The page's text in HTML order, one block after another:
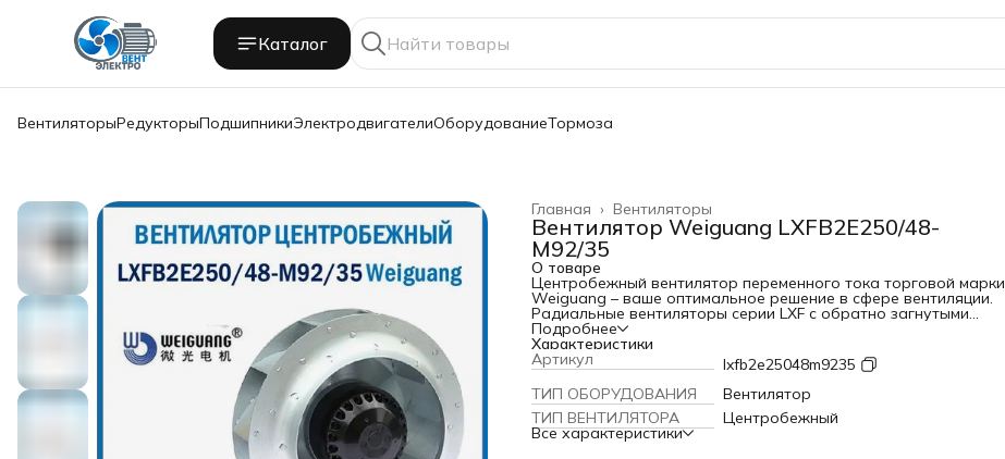
Каталог
ВентиляторыРедукторыПодшипникиЭлектродвигателиОборудованиеТормоза
Вентиляторы
Главная ›
Вентилятор Weiguang LXFB2E250/48-
M92/35
О товаре
Центробежный вентилятор переменного тока торговой марки
Weiguang – ваше оптимальное решение в сфере вентиляции.
Радиальные вентиляторы серии LXF с обратно загнутыми
лопатками высокоэффективны, долговечны, отличаются
простой компактной конструкцией и легким монтажом.
Применяются в приточных установках, крышных
вентиляторах, системах охлаждения серверных шкафов,
теплообменниках, системах фильтрации и кондиционирования
воздуха и пр. Устройства оборудованы двигателем
переменного тока с внешним ротором. Широкий диапазон
рабочих температур окружающей среды (от -30°С до +60°С)
Подробнее
Характеристики
Артикул
lxfb2e25048m9235
ТИП ОБОРУДОВАНИЯ
Вентилятор
ТИП ВЕНТИЛЯТОРА
Центробежный
Все характеристики